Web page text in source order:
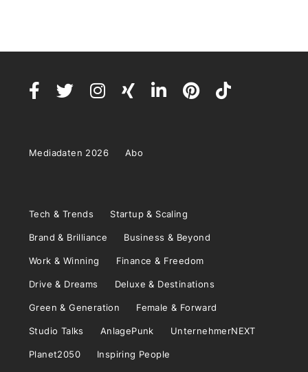
Mediadaten 2026 Abo
Tech & Trends Startup & Scaling
Brand & Brilliance Business & Beyond
Work & Winning Finance & Freedom
Drive & Dreams Deluxe & Destinations
Green & Generation Female & Forward
Studio Talks AnlagePunk UnternehmerNEXT
Planet2050 Inspiring People